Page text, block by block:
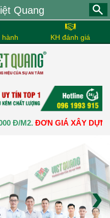
Quang
hành KH đánh giá
ĐƠN GIÁ XÂY DỰNG NHÀ
›